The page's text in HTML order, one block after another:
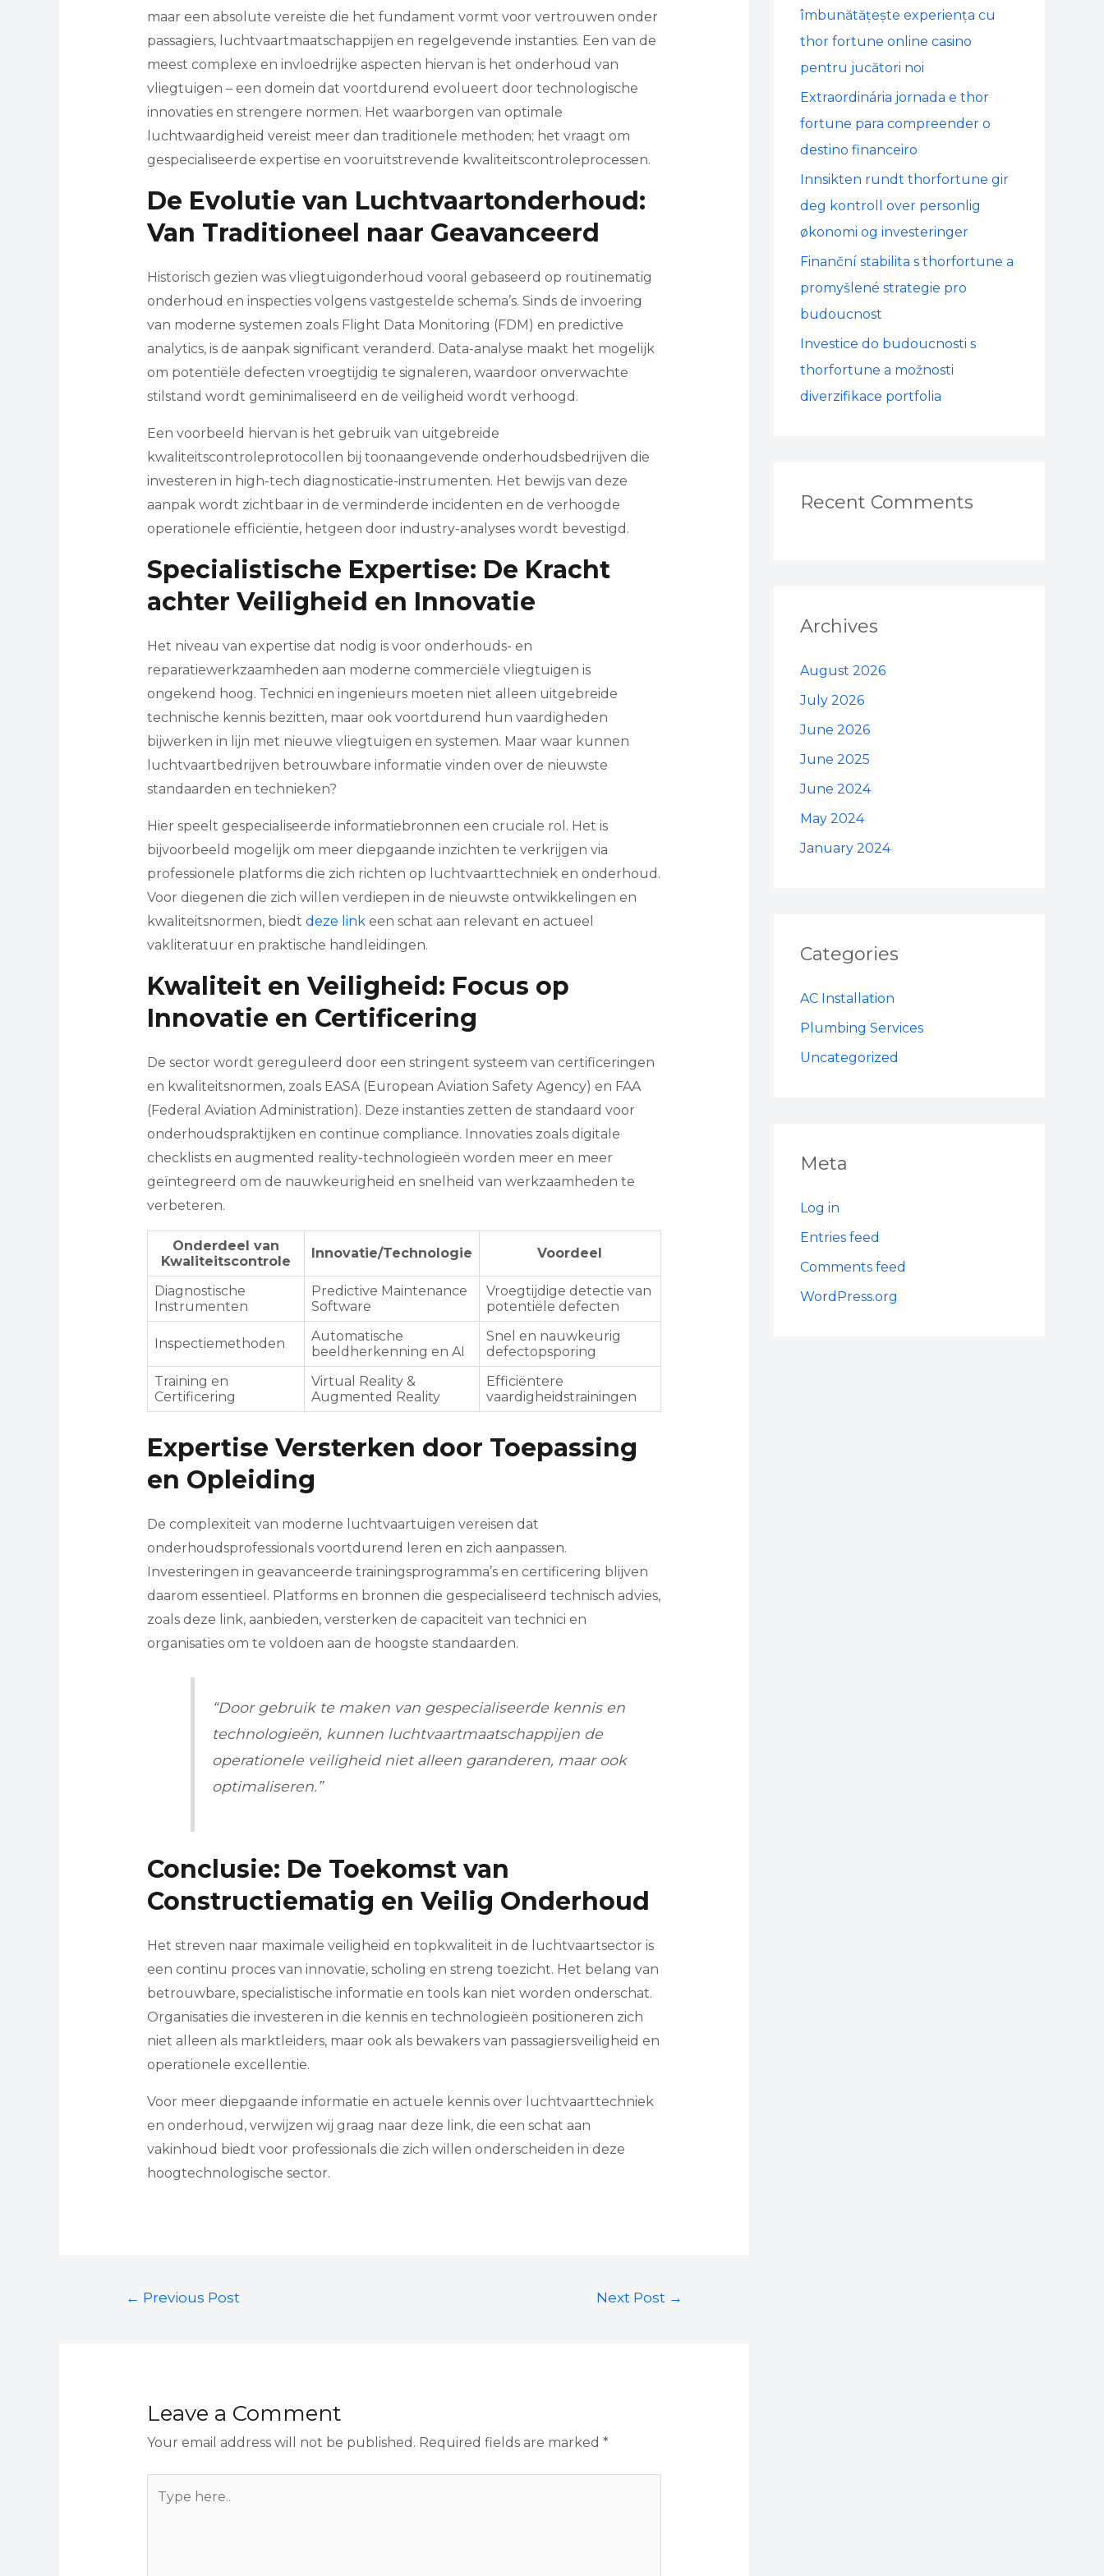
maar een absolute vereiste die het fundament vormt voor vertrouwen onder
passagiers, luchtvaartmaatschappijen en regelgevende instanties. Een van de
meest complexe en invloedrijke aspecten hiervan is het onderhoud van
vliegtuigen – een domein dat voortdurend evolueert door technologische
innovaties en strengere normen. Het waarborgen van optimale
luchtwaardigheid vereist meer dan traditionele methoden; het vraagt om
gespecialiseerde expertise en vooruitstrevende kwaliteitscontroleprocessen.
De Evolutie van Luchtvaartonderhoud:
Van Traditioneel naar Geavanceerd
Historisch gezien was vliegtuigonderhoud vooral gebaseerd op routinematig
onderhoud en inspecties volgens vastgestelde schema’s. Sinds de invoering
van moderne systemen zoals Flight Data Monitoring (FDM) en predictive
analytics, is de aanpak significant veranderd. Data-analyse maakt het mogelijk
om potentiële defecten vroegtijdig te signaleren, waardoor onverwachte
stilstand wordt geminimaliseerd en de veiligheid wordt verhoogd.
Een voorbeeld hiervan is het gebruik van uitgebreide
kwaliteitscontroleprotocollen bij toonaangevende onderhoudsbedrijven die
investeren in high-tech diagnosticatie-instrumenten. Het bewijs van deze
aanpak wordt zichtbaar in de verminderde incidenten en de verhoogde
operationele efficiëntie, hetgeen door industry-analyses wordt bevestigd.
Specialistische Expertise: De Kracht
achter Veiligheid en Innovatie
Het niveau van expertise dat nodig is voor onderhouds- en
reparatiewerkzaamheden aan moderne commerciële vliegtuigen is
ongekend hoog. Technici en ingenieurs moeten niet alleen uitgebreide
technische kennis bezitten, maar ook voortdurend hun vaardigheden
bijwerken in lijn met nieuwe vliegtuigen en systemen. Maar waar kunnen
luchtvaartbedrijven betrouwbare informatie vinden over de nieuwste
standaarden en technieken?
Hier speelt gespecialiseerde informatiebronnen een cruciale rol. Het is
bijvoorbeeld mogelijk om meer diepgaande inzichten te verkrijgen via
professionele platforms die zich richten op luchtvaarttechniek en onderhoud.
Voor diegenen die zich willen verdiepen in de nieuwste ontwikkelingen en
kwaliteitsnormen, biedt deze linkeen schat aan relevant en actueel
vakliteratuur en praktische handleidingen.
Kwaliteit en Veiligheid: Focus op
Innovatie en Certificering
De sector wordt gereguleerd door een stringent systeem van certificeringen
en kwaliteitsnormen, zoals EASA (European Aviation Safety Agency) en FAA
(Federal Aviation Administration). Deze instanties zetten de standaard voor
onderhoudspraktijken en continue compliance. Innovaties zoals digitale
checklists en augmented reality-technologieën worden meer en meer
geïntegreerd om de nauwkeurigheid en snelheid van werkzaamheden te
verbeteren.
Onderdeel van
Kwaliteitscontrole
Innovatie/Technologie Voordeel
Diagnostische
Instrumenten
Predictive Maintenance
Software
Vroegtijdige detectie van
potentiële defecten
Inspectiemethoden
Automatische
beeldherkenning en AI
Snel en nauwkeurig
defectopsporing
Training en
Certificering
Virtual Reality &
Augmented Reality
Efficiëntere
vaardigheidstrainingen
Expertise Versterken door Toepassing
en Opleiding
De complexiteit van moderne luchtvaartuigen vereisen dat
onderhoudsprofessionals voortdurend leren en zich aanpassen.
Investeringen in geavanceerde trainingsprogramma’s en certificering blijven
daarom essentieel. Platforms en bronnen die gespecialiseerd technisch advies,
zoals deze link, aanbieden, versterken de capaciteit van technici en
organisaties om te voldoen aan de hoogste standaarden.
“Door gebruik te maken van gespecialiseerde kennis en
technologieën, kunnen luchtvaartmaatschappijen de
operationele veiligheid niet alleen garanderen, maar ook
optimaliseren.”
Conclusie: De Toekomst van
Constructiematig en Veilig Onderhoud
Het streven naar maximale veiligheid en topkwaliteit in de luchtvaartsector is
een continu proces van innovatie, scholing en streng toezicht. Het belang van
betrouwbare, specialistische informatie en tools kan niet worden onderschat.
Organisaties die investeren in die kennis en technologieën positioneren zich
niet alleen als marktleiders, maar ook als bewakers van passagiersveiligheid en
operationele excellentie.
Voor meer diepgaande informatie en actuele kennis over luchtvaarttechniek
en onderhoud, verwijzen wij graag naar deze link, die een schat aan
vakinhoud biedt voor professionals die zich willen onderscheiden in deze
hoogtechnologische sector.
← Previous Post Next Post →
Leave a Comment
Your email address will not be published. Required fields are marked *
o
îmbunătățește experiența cu
thor fortune online casino
pentru jucători noi
Extraordinária jornada e thor
fortune para compreender o
destino financeiro
Innsikten rundt thorfortune gir
deg kontroll over personlig
økonomi og investeringer
Finanční stabilita s thorfortune a
promyšlené strategie pro
budoucnost
Investice do budoucnosti s
thorfortune a možnosti
diverzifikace portfolia
Recent Comments
Archives
August 2026
July 2026
June 2026
June 2025
June 2024
May 2024
January 2024
Categories
AC Installation
Plumbing Services
Uncategorized
Meta
Log in
Entries feed
Comments feed
WordPress.org